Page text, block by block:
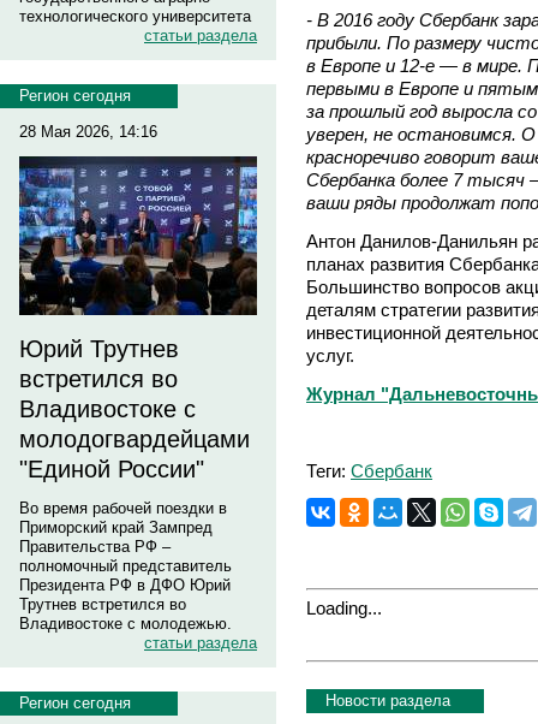
технологического университета
статьи раздела
Регион сегодня
28 Мая 2026, 14:16
Юрий Трутнев
встретился во
Владивостоке с
молодогвардейцами
"Единой России"
Во время рабочей поездки в
Приморский край Зампред
Правительства РФ –
полномочный представитель
Президента РФ в ДФО Юрий
Трутнев встретился во
Владивостоке с молодежью.
статьи раздела
Регион сегодня
- В 2016 году Сбербанк
прибыли. По размеру
в Европе и 12-е — в мире.
первыми в Европе и
за прошлый год выросла
уверен, не остановимся.
красноречиво говорит
Сбербанка более 7 тысяч
ваши ряды продолжат
Антон Данилов-Данильян
планах развития
Большинство вопросов
деталям стратегии
инвестиционной
услуг.
Журнал
Теги: Сбербанк
Loading...
Новости раздела